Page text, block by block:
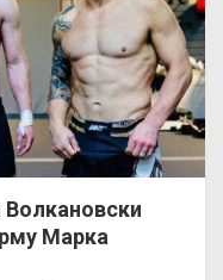
Марка